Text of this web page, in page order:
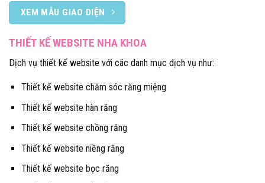
XEM MẪU GIAO DIỆN
THIẾT KẾ WEBSITE NHA KHOA
Dịch vụ thiết kế website với các danh mục dịch vụ như:
Thiết kế website chăm sóc răng miệng
Thiết kế website hàn răng
Thiết kế website chồng răng
Thiết kế website niềng răng
Thiết kế website bọc răng